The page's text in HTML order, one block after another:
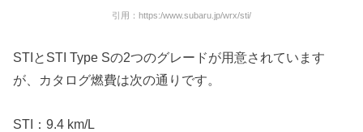
引用：https:/www.subaru.jp/wrx/sti/
STIとSTI Type Sの2つのグレードが用意されています
が、カタログ燃費は次の通りです。
STI：9.4 km/L